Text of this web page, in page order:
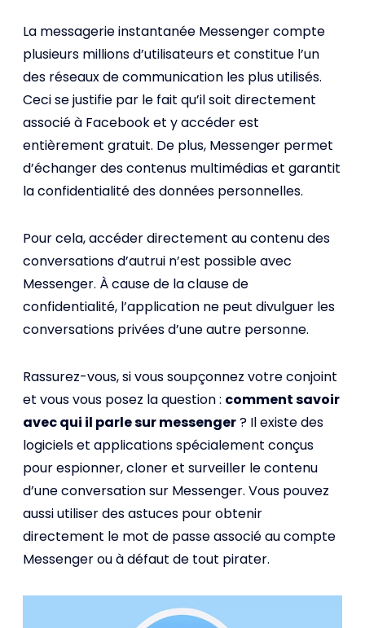
La messagerie instantanée Messenger compte
plusieurs millions d’utilisateurs et constitue l’un
des réseaux de communication les plus utilisés.
Ceci se justifie par le fait qu’il soit directement
associé à Facebook et y accéder est
entièrement gratuit. De plus, Messenger permet
d’échanger des contenus multimédias et garantit
la confidentialité des données personnelles.
Pour cela, accéder directement au contenu des
conversations d’autrui n’est possible avec
Messenger. À cause de la clause de
confidentialité, l’application ne peut divulguer les
conversations privées d’une autre personne.
Rassurez-vous, si vous soupçonnez votre conjoint
et vous vous posez la question : comment savoir
avec qui il parle sur messenger? Il existe des
logiciels et applications spécialement conçus
pour espionner, cloner et surveiller le contenu
d’une conversation sur Messenger. Vous pouvez
aussi utiliser des astuces pour obtenir
directement le mot de passe associé au compte
Messenger ou à défaut de tout pirater.